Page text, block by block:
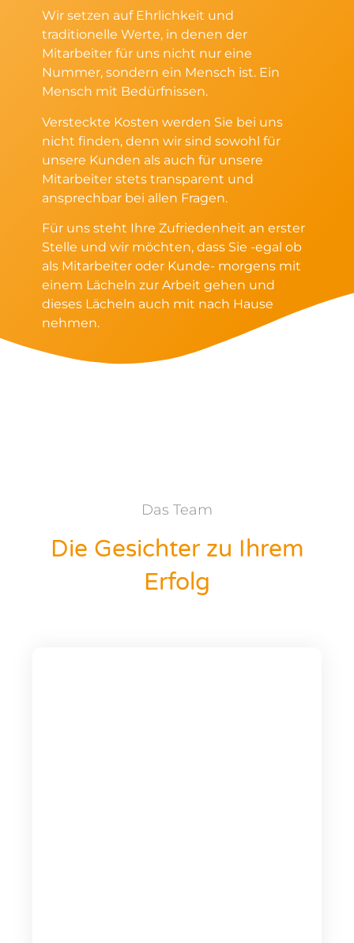
Wir setzen auf Ehrlichkeit und
traditionelle Werte, in denen der
Mitarbeiter für uns nicht nur eine
Nummer, sondern ein Mensch ist. Ein
Mensch mit Bedürfnissen.
Versteckte Kosten werden Sie bei uns
nicht finden, denn wir sind sowohl für
unsere Kunden als auch für unsere
Mitarbeiter stets transparent und
ansprechbar bei allen Fragen.
Für uns steht Ihre Zufriedenheit an erster
Stelle und wir möchten, dass Sie -egal ob
als Mitarbeiter oder Kunde- morgens mit
einem Lächeln zur Arbeit gehen und
dieses Lächeln auch mit nach Hause
nehmen.
Das Team
Die Gesichter zu Ihrem
Erfolg